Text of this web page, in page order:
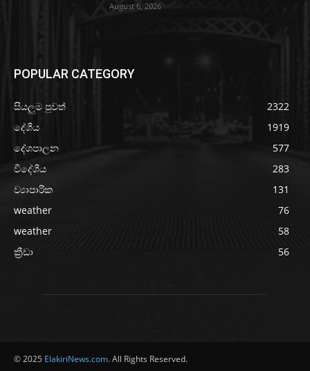
August 6, 2026
POPULAR CATEGORY
සියලුම පුවත්
2322
දේශීය
1919
දේශපාලන
577
විදේශීය
283
ව්‍යාපාරික
131
weather
76
weather
58
ක්‍රීඩා
56
© 2025 ElakiriNews.com. All Rights Reserved.